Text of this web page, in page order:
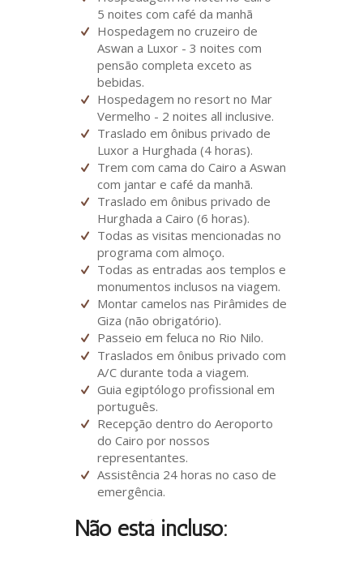
5 noites com café da manhã
Hospedagem no cruzeiro de
Aswan a Luxor - 3 noites com
pensão completa exceto as
bebidas.
Hospedagem no resort no Mar
Vermelho - 2 noites all inclusive.
Traslado em ônibus privado de
Luxor a Hurghada (4 horas).
Trem com cama do Cairo a Aswan
com jantar e café da manhã.
Traslado em ônibus privado de
Hurghada a Cairo (6 horas).
Todas as visitas mencionadas no
programa com almoço.
Todas as entradas aos templos e
monumentos inclusos na viagem.
Montar camelos nas Pirâmides de
Giza (não obrigatório).
Passeio em feluca no Rio Nilo.
Traslados em ônibus privado com
A/C durante toda a viagem.
Guia egiptólogo profissional em
português.
Recepção dentro do Aeroporto
do Cairo por nossos
representantes.
Assistência 24 horas no caso de
emergência.
Não está incluso: